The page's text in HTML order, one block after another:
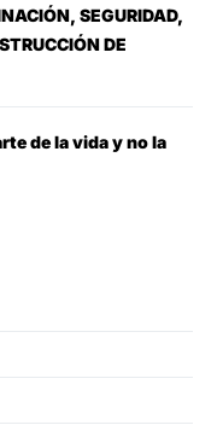
SEGURIDAD,
DE
de la vida y no la